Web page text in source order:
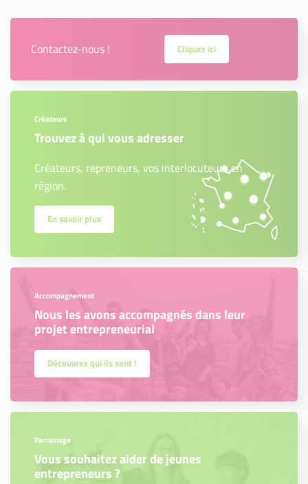
Contactez-nous ! Cliquez ici
Créateurs
Trouvez à qui vous adresser
Créateurs, repreneurs, vos interlocuteurs en
région.
En savoir plus
Accompagnement
Nous les avons accompagnés dans leur
projet entrepreneurial
Découvrez qui ils sont !
Parrainage
Vous souhaitez aider de jeunes
entrepreneurs ?